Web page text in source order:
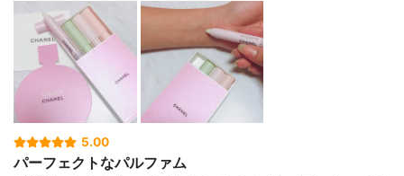
5.00
パーフェクトなパルファム